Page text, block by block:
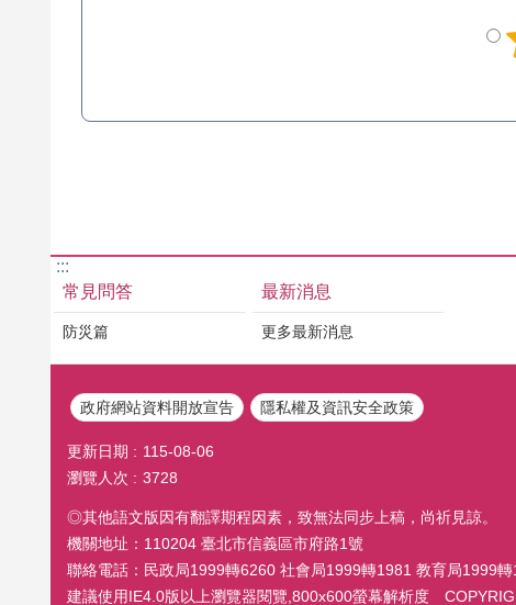
:::
常見問答
防災篇
最新消息
更多最新消息
政府網站資料開放宣告 隱私權及資訊安全政策
更新日期
115-08-06
瀏覽人次
3728
◎其他語文版因有翻譯期程因素，致無法同步上稿，尚祈見諒。
機關地址：110204 臺北市信義區市府路1號
聯絡電話：民政局1999轉6260 社會局1999轉1981 教育局1999
建議使用IE4.0版以上瀏覽器閱覽,800x600螢幕解析度